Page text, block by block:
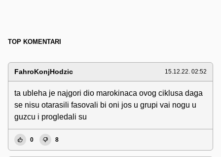
TOP KOMENTARI
FahroKonjHodzic 15.12.22. 02:52
ta ubleha je najgori dio marokinaca ovog ciklusa daga
se nisu otarasili fasovali bi oni jos u grupi vai nogu u
guzcu i progledali su
0 8